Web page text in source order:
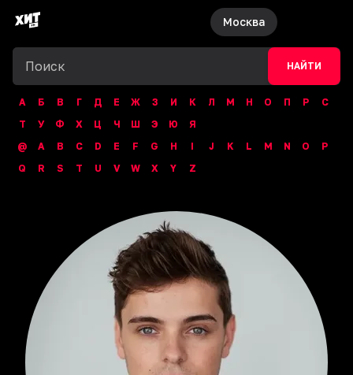
Москва
НАЙТИ
А Б В Г Д Е Ж З И К Л М Н О П Р
С
Т
У Ф Х Ц Ч Ш Э Ю
Я
@
A B C D E F G H I J K L M N O
P
Q
R S T U V W X Y Z